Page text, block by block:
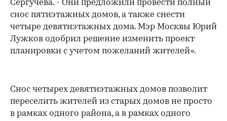
Сергучева. - Они предложили провести полный
снос пятиэтажных домов, а также снести
четыре девятиэтажных дома. Мэр Москвы Юрий
Лужков одобрил решение изменить проект
планировки с учетом пожеланий жителей».
Снос четырех девятиэтажных домов позволит
переселить жителей из старых домов не просто
в рамках одного района, а в рамках одного